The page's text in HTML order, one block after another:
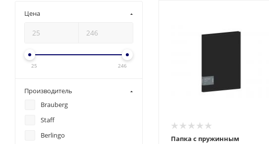
Папка с пружинным
Цена
25 246
Производитель
Brauberg
Staff
Berlingo